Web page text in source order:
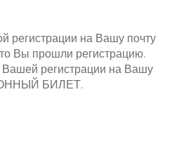
регистрации на Вашу почту
Вы прошли регистрацию.
регистрации на Вашу
БИЛЕТ.